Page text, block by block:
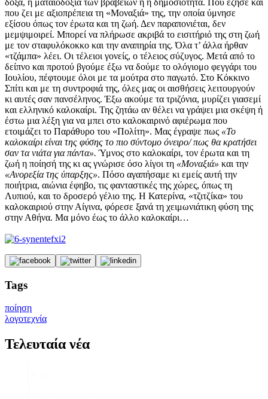
δόξα, η ματαιοδοξία των βραβείων ή η δημοσιότητα. Που έζησε και
που ζει με αξιοπρέπεια τη «Μοναξιά» της, την οποία ύμνησε
εξίσου όπως τον έρωτα και τη ζωή. Δεν παραπονιέται, δεν
μεμψιμοιρεί. Μπορεί να πλήρωσε ακριβά το εισιτήριό της στη ζωή
με τον σταφυλόκοκκο και την αναπηρία της. Όλα τ’ άλλα ήρθαν
«τζάμπα» λέει. Οι τέλειοι γονείς, ο τέλειος σύζυγος. Μετά από το
δείπνο και προτού βγούμε έξω να δούμε το ολόγιομο φεγγάρι του
Ιουλίου, πέφτουμε όλοι με τα μούτρα στο παγωτό. Στο Κόκκινο
Σπίτι και με τη συντροφιά της, όλες μας οι αισθήσεις λειτουργούν
κι αυτές σαν πανσέληνος. Έξω ακούμε τα τριζόνια, μυρίζει γιασεμί
και ελληνικό καλοκαίρι. Της ζητάω αν θέλει να γράψει μια σκέψη ή
έστω μια λέξη για να μπει στο καλοκαιρινό αφιέρωμα που
ετοιμάζει το Παράθυρο του «Πολίτη». Μας έγραψε πως «Το
καλοκαίρι είναι της φύσης το πιο σύντομο όνειρο/ πως θα κρατήσει
σαν τα νιάτα για πάντα». Ύμνος στο καλοκαίρι, τον έρωτα και τη
ζωή η ποίησή της κι ας γνώρισε όσο λίγοι τη «Μοναξιά» και την
«Ανορεξία της ύπαρξης». Πόσο αγαπήσαμε κι εμείς αυτή την
ποιήτρια, αιώνια έφηβο, τις φανταστικές της χώρες, όπως τη
Λυπιού, και το δροσερό γέλιο της. Η Κατερίνα, «τζιτζίκα» του
καλοκαιριού στην Αίγινα, φόρεσε ξανά τη χειμωνιάτικη φύση της
στην Αθήνα. Μα μόνο έως το άλλο καλοκαίρι…
Tags
ποίηση
λογοτεχνία
Τελευταία νέα